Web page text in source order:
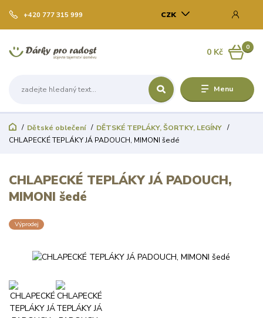
Menu
CZK
+420 777 315 999
0
0 Kč
Dětské oblečení
DĚTSKÉ TEPLÁKY, ŠORTKY, LEGÍNY
CHLAPECKÉ TEPLÁKY JÁ PADOUCH, MIMONI šedé
CHLAPECKÉ TEPLÁKY JÁ PADOUCH,
MIMONI šedé
Výprodej